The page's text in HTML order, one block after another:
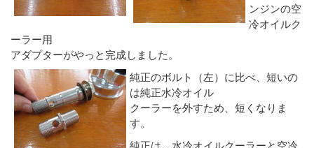
ンジンの空
冷オイルク
ーラー用
アダプターがやっと完成しました。
純正のボルト（左）に比べ、短いの
は純正水冷オイル
クーラーを外すため、短くなりま
す。
純正は、水冷オイルクーラーと空冷